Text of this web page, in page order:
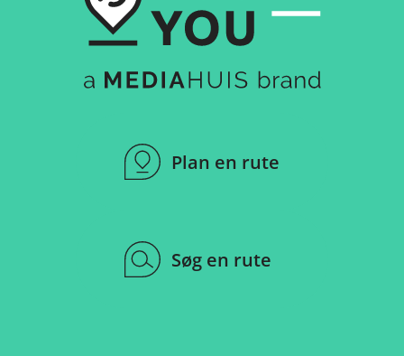
Plan en rute
Søg en rute